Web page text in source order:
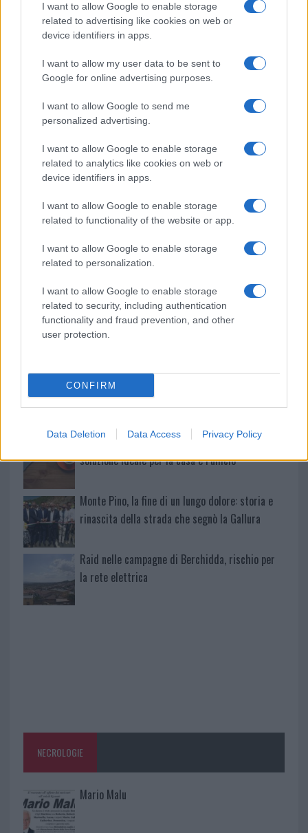
I want to allow Google to enable storage
related to advertising like cookies on web or
device identifiers in apps.
I want to allow my user data to be sent to
Google for online advertising purposes.
I want to allow Google to send me
personalized advertising.
I want to allow Google to enable storage
related to analytics like cookies on web or
device identifiers in apps.
I want to allow Google to enable storage
related to functionality of the website or app.
I want to allow Google to enable storage
related to personalization.
I want to allow Google to enable storage
related to security, including authentication
functionality and fraud prevention, and other
user protection.
CONFIRM
Data Deletion Data Access Privacy Policy
Condividi l'articolo
F
a
ce
b
o
k
T
w
it
te
Pi
n
te
re
W
h
at
s
A
p
p
h
a
re
Prossimo articolo
NOTIZIE RECENTI
Le previsioni meteo per il weekend a Olbia e in
Gallura
Michelle Hunziker in Gallura, bella anche dal
vivo: un amico vip svela come fa
Calangianus, dopo le polemiche il centro
accoglienza minori chiude
Olbia, divieto di sosta contro spaccio e degrado:
esplode la protesta
Pausa caffè impeccabile: come scegliere la
soluzione ideale per la casa e l’ufficio
Monte Pino, la fine di un lungo dolore: storia e
rinascita della strada che segnò la Gallura
Raid nelle campagne di Berchidda, rischio per
la rete elettrica
NECROLOGIE
Mario Malu